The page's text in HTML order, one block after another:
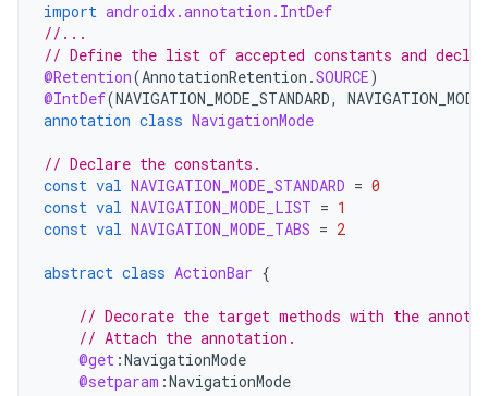
import androidx.annotation.IntDef
//...
// Define the list of accepted constants and
@Retention(AnnotationRetention .SOURCE)
@IntDef(NAVIGATION_MODE_STANDARD,
annotation class NavigationMode
// Declare the constants.
const val NAVIGATION_MODE_STANDARD = 0
const val NAVIGATION_MODE_LIST = 1
const val NAVIGATION_MODE_TABS = 2
abstract class ActionBar {
// Decorate the target methods with the
// Attach the annotation.
@get :NavigationMode
@setparam :NavigationMode